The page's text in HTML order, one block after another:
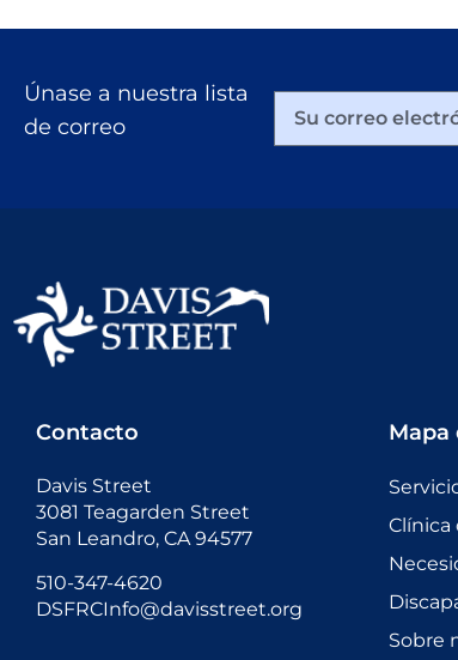
Únase a nuestra lista
de correo
Contacto
Davis Street
3081 Teagarden Street
San Leandro, CA 94577
510-347-4620
DSFRCInfo@davisstreet.org
Mapa
Clínica
Sobre